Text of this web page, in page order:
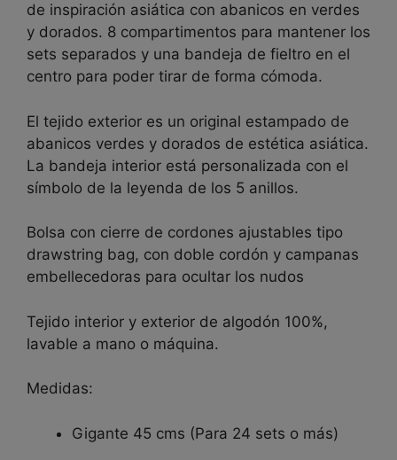
de inspiración asiática con abanicos en verdes
y dorados. 8 compartimentos para mantener los
sets separados y una bandeja de fieltro en el
centro para poder tirar de forma cómoda.
El tejido exterior es un original estampado de
abanicos verdes y dorados de estética asiática.
La bandeja interior está personalizada con el
símbolo de la leyenda de los 5 anillos.
Bolsa con cierre de cordones ajustables tipo
drawstring bag, con doble cordón y campanas
embellecedoras para ocultar los nudos
Tejido interior y exterior de algodón 100%,
lavable a mano o máquina.
Medidas:
Gigante 45 cms (Para 24 sets o más)